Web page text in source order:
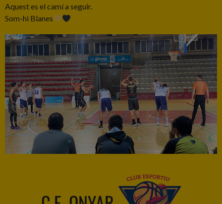
Aquest es el camí a seguir.
Som-hi Blanes